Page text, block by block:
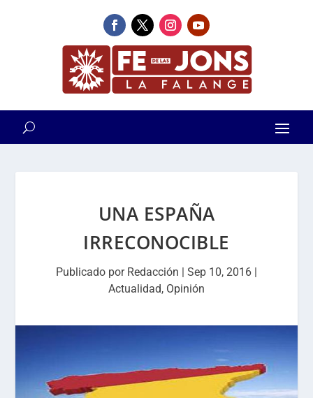
UNA ESPAÑA
IRRECONOCIBLE
Publicado por Redacción | Sep 10, 2016 |
Actualidad, Opinión